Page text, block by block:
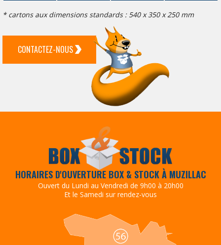
* cartons aux dimensions standards : 540 x 350 x 250 mm
CONTACTEZ-NOUS
HORAIRES D'OUVERTURE BOX & STOCK À MUZILLAC
Ouvert du Lundi au Vendredi de 9h00 à 20h00
Et le Samedi sur rendez-vous